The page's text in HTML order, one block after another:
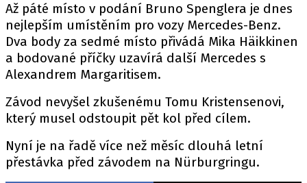
MOTORSPORT
PIT LANE
ČEŠI V AKCI
MEZINÁRODNÍ SCÉNA
SLEDUJTE NÁS NA|
Až páté místo v podání Bruno Spenglera je dnes
nejlepším umístěním pro vozy Mercedes-Benz.
Dva body za sedmé místo přivádá Mika Häikkinen
a bodované příčky uzavírá další Mercedes s
Alexandrem Margaritisem.
Závod nevyšel zkušenému Tomu Kristensenovi,
který musel odstoupit pět kol před cílem.
Nyní je na řadě více než měsíc dlouhá letní
přestávka před závodem na Nürburgringu.